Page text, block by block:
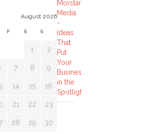
August 2026
F S S
1 2
7 8 9
14 15 16
21 22 23
28 29 30